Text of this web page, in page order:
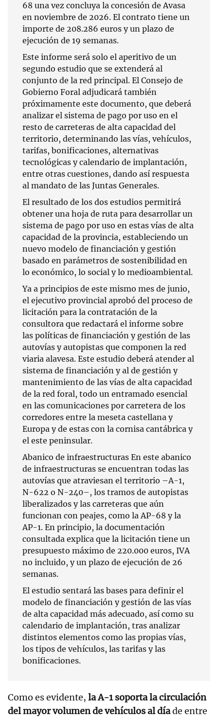
68 una vez concluya la concesión de Avasa
en noviembre de 2026. El contrato tiene un
importe de 208.286 euros y un plazo de
ejecución de 19 semanas.
Este informe será solo el aperitivo de un
segundo estudio que se extenderá al
conjunto de la red principal. El Consejo de
Gobierno Foral adjudicará también
próximamente este documento, que deberá
analizar el sistema de pago por uso en el
resto de carreteras de alta capacidad del
territorio, determinando las vías, vehículos,
tarifas, bonificaciones, alternativas
tecnológicas y calendario de implantación,
entre otras cuestiones, dando así respuesta
al mandato de las Juntas Generales.
El resultado de los dos estudios permitirá
obtener una hoja de ruta para desarrollar un
sistema de pago por uso en estas vías de alta
capacidad de la provincia, estableciendo un
nuevo modelo de financiación y gestión
basado en parámetros de sostenibilidad en
lo económico, lo social y lo medioambiental.
Ya a principios de este mismo mes de junio,
el ejecutivo provincial aprobó del proceso de
licitación para la contratación de la
consultora que redactará el informe sobre
las políticas de financiación y gestión de las
autovías y autopistas que componen la red
viaria alavesa. Este estudio deberá atender al
sistema de financiación y al de gestión y
mantenimiento de las vías de alta capacidad
de la red foral, todo un entramado esencial
en las comunicaciones por carretera de los
corredores entre la meseta castellana y
Europa y de estas con la cornisa cantábrica y
el este peninsular.
Abanico de infraestructuras En este abanico
de infraestructuras se encuentran todas las
autovías que atraviesan el territorio –A-1,
N-622 o N-240–, los tramos de autopistas
liberalizados y las carreteras que aún
funcionan con peajes, como la AP-68 y la
AP-1. En principio, la documentación
consultada explica que la licitación tiene un
presupuesto máximo de 220.000 euros, IVA
no incluido, y un plazo de ejecución de 26
semanas.
El estudio sentará las bases para definir el
modelo de financiación y gestión de las vías
de alta capacidad más adecuado, así como su
calendario de implantación, tras analizar
distintos elementos como las propias vías,
los tipos de vehículos, las tarifas y las
bonificaciones.
Como es evidente, la A-1 soporta la circulación
del mayor volumen de vehículos al díade entre